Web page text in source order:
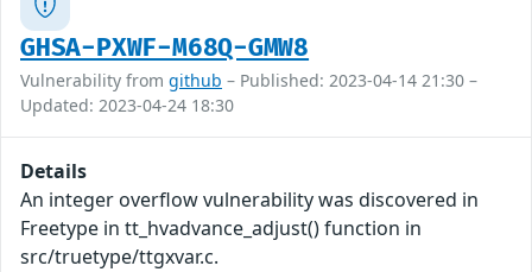
GHSA-PXWF-M68Q-GMW8
Vulnerability from github – Published: 2023-04-14 21:30 –
Updated: 2023-04-24 18:30
Details
An integer overflow vulnerability was discovered in
Freetype in tt_hvadvance_adjust() function in
src/truetype/ttgxvar.c.